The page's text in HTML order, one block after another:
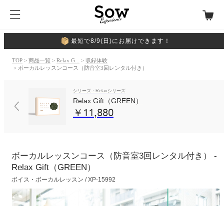
最短で8/9(日)にお届けできます！
TOP > 商品一覧 > Relax G... > 収録体験
> ボーカルレッスンコース（防音室3回レンタル付き）
シリーズ：Relaxシリーズ
Relax Gift（GREEN）
￥11,880
ボーカルレッスンコース（防音室3回レンタル付き） -
Relax Gift（GREEN）
ボイス・ボーカルレッスン / XP-15992